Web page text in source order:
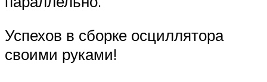
Успехов в сборке осциллятора
своими руками!